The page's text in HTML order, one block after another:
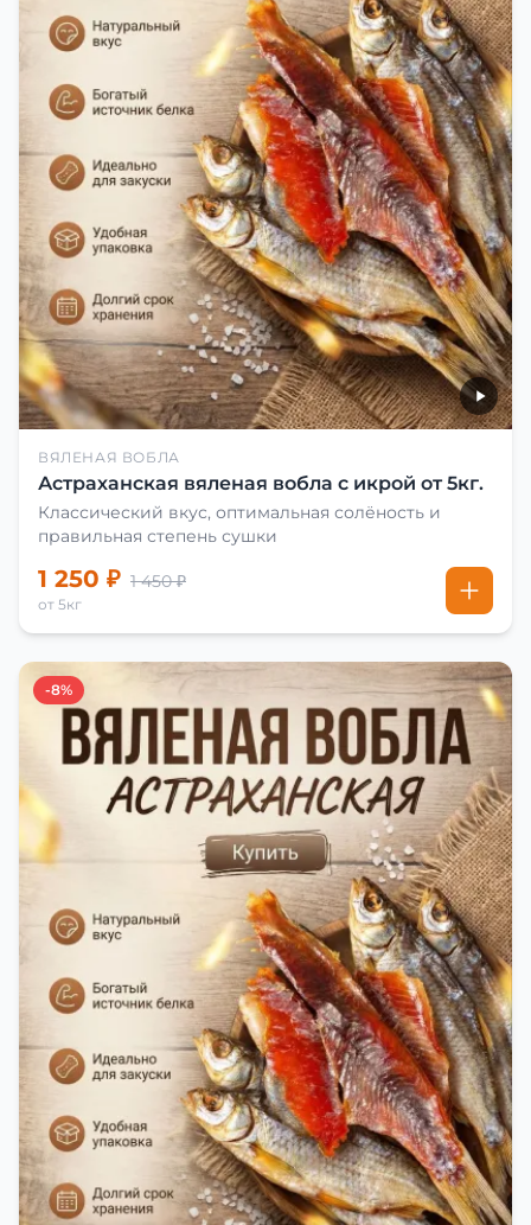
ВЯЛЕНАЯ ВОБЛА
Астраханская вяленая вобла с икрой от 5кг.
Классический вкус, оптимальная солёность и
правильная степень сушки
1 250 ₽ 1 450 ₽
от 5кг
-8%